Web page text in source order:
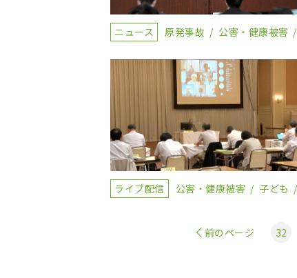
ニュース 原発事故 公害・健康被害
ライブ配信 公害・健康被害 子ども
前のページ 32